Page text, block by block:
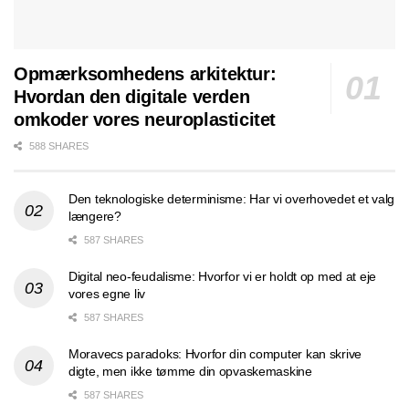
Opmærksomhedens arkitektur:
Hvordan den digitale verden
omkoder vores neuroplasticitet
588 SHARES
Den teknologiske determinisme: Har vi overhovedet et valg
længere?
587 SHARES
Digital neo-feudalisme: Hvorfor vi er holdt op med at eje
vores egne liv
587 SHARES
Moravecs paradoks: Hvorfor din computer kan skrive
digte, men ikke tømme din opvaskemaskine
587 SHARES